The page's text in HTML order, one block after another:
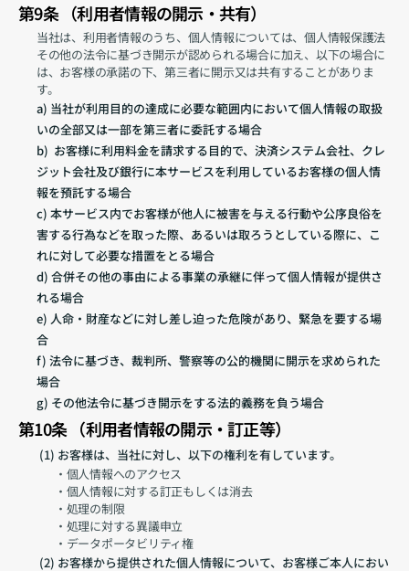
第9条 （利用者情報の開示・共有）
当社は、利用者情報のうち、個人情報については、個人情報保護法
その他の法令に基づき開示が認められる場合に加え、以下の場合に
は、お客様の承諾の下、第三者に開示又は共有することがありま
す。
a) 当社が利用目的の達成に必要な範囲内において個人情報の取扱
いの全部又は一部を第三者に委託する場合
b)  お客様に利用料金を請求する目的で、決済システム会社、クレ
ジット会社及び銀行に本サービスを利用しているお客様の個人情
報を預託する場合
c) 本サービス内でお客様が他人に被害を与える行動や公序良俗を
害する行為などを取った際、あるいは取ろうとしている際に、こ
れに対して必要な措置をとる場合
d) 合併その他の事由による事業の承継に伴って個人情報が提供さ
れる場合
e) 人命・財産などに対し差し迫った危険があり、緊急を要する場
合
f) 法令に基づき、裁判所、警察等の公的機関に開示を求められた
場合
g) その他法令に基づき開示をする法的義務を負う場合
第10条 （利用者情報の開示・訂正等）
(1) お客様は、当社に対し、以下の権利を有しています。
・個人情報へのアクセス
・個人情報に対する訂正もしくは消去
・処理の制限
・処理に対する異議申立
・データポータビリティ権